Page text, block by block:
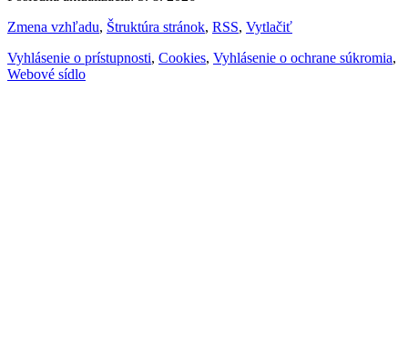
Zmena vzhľadu, Štruktúra stránok, RSS, Vytlačiť
Vyhlásenie o prístupnosti, Cookies, Vyhlásenie o ochrane súkromia,
Webové sídlo